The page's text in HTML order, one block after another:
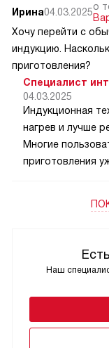
Наш
Ирина04.03.2025о
Хочу перейти с
индукцию.
приготовления?
Специалист
04.03.2025
Индукционная
нагрев и лучше
Многие
приготовления